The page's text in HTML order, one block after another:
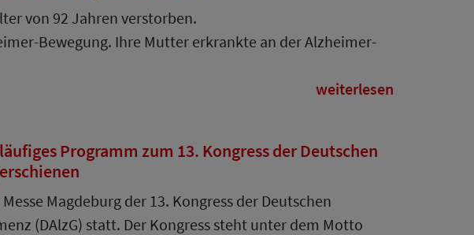
von 92 Jahren verstorben.
Bewegung. Ihre Mutter erkrankte an der Alzheimer-
weiterlesen
Programm zum 13. Kongress der Deutschen
Magdeburg der 13. Kongress der Deutschen
(DAlzG) statt. Der Kongress steht unter dem Motto